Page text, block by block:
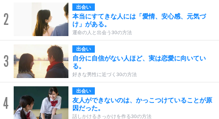
2
出会い
本当にすてきな人には「愛情、安心感、元気づ
け」がある。
運命の人と出会う30の方法
3
出会い
自分に自信がない人ほど、実は恋愛に向いてい
る。
好きな男性に近づく30の方法
4
出会い
友人ができないのは、かっこつけていることが原
因だった。
話しかけるきっかけを作る30の方法